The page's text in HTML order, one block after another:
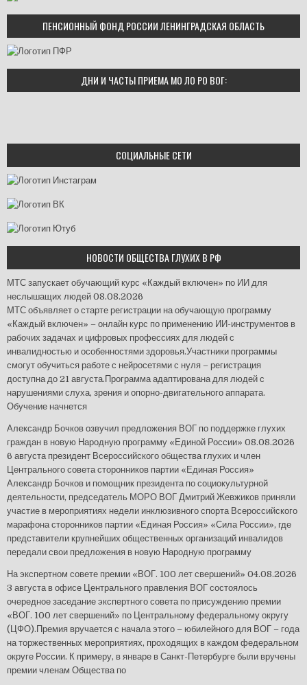
ПЕНСИОННЫЙ ФОНД РОССИИ ЛЕНИНГРАДСКАЯ ОБЛАСТЬ
ДНИ И ЧАСТЫ ПРИЕМА МО ЛО РО ВОГ:
СОЦИАЛЬНЫЕ СЕТИ
НОВОСТИ ОБЩЕСТВА ГЛУХИХ В РФ
МТС запускает обучающий курс «Каждый включен» по ИИ для
неслышащих людей 08.08.2026
МТС объявляет о старте регистрации на обучающую программу
«Каждый включен» – онлайн курс по применению ИИ-инструментов в
рабочих задачах и цифровых профессиях для людей с
инвалидностью и особенностями здоровья.Участники программы
смогут обучиться работе с нейросетями с нуля – регистрация
доступна до 21 августа.Программа адаптирована для людей с
нарушениями слуха, зрения и опорно-двигательного аппарата.
Обучение начнется
Александр Бочков озвучил предложения ВОГ по поддержке глухих
граждан в новую Народную программу «Единой России» 08.08.2026
6 августа президент Всероссийского общества глухих и член
Центрального совета сторонников партии «Единая Россия»
Александр Бочков и помощник президента по социокультурной
деятельности, председатель МОРО ВОГ Дмитрий Жевжиков приняли
участие в мероприятиях недели инклюзивного спорта Всероссийского
марафона сторонников партии «Единая Россия» «Сила России», где
представители крупнейших общественных организаций инвалидов
передали свои предложения в новую Народную программу
На экспертном совете премии «ВОГ. 100 лет свершений» 04.08.2026
3 августа в офисе Центрального правления ВОГ состоялось
очередное заседание экспертного совета по присуждению премии
«ВОГ. 100 лет свершений» по Центральному федеральному округу
(ЦФО).Премия вручается с начала этого – юбилейного для ВОГ – года
на торжественных мероприятиях, проходящих в каждом федеральном
округе России. К примеру, в январе в Санкт-Петербурге были вручены
премии членам Общества по